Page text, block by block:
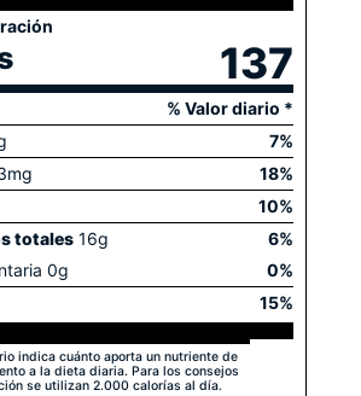
137
% Valor diario *
7%
mg 18%
10%
totales 16g 6%
0g 0%
15%
indica cuánto aporta un nutriente de
a la dieta diaria. Para los consejos
se utilizan 2.000 calorías al día.